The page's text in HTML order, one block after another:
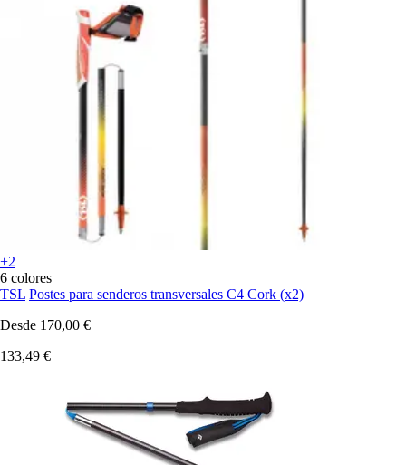
+2
6 colores
TSL Postes para senderos transversales C4 Cork (x2)
Desde 170,00 €
133,49 €